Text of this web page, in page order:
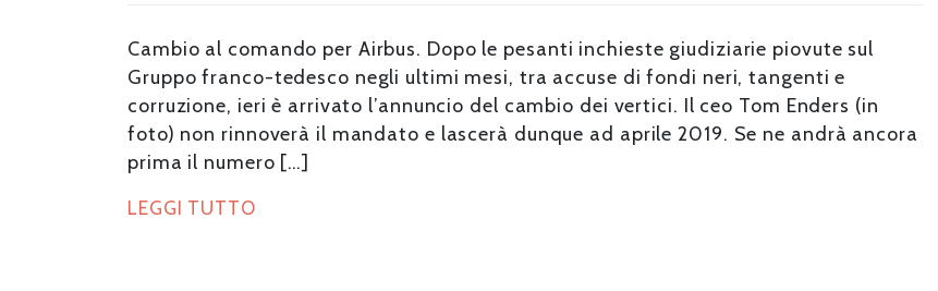
Cambio al comando per Airbus. Dopo le pesanti inchieste giudiziarie piovute sul
Gruppo franco-tedesco negli ultimi mesi, tra accuse di fondi neri, tangenti e
corruzione, ieri è arrivato l’annuncio del cambio dei vertici. Il ceo Tom Enders (in
foto) non rinnoverà il mandato e lascerà dunque ad aprile 2019. Se ne andrà ancora
prima il numero […]
LEGGI TUTTO